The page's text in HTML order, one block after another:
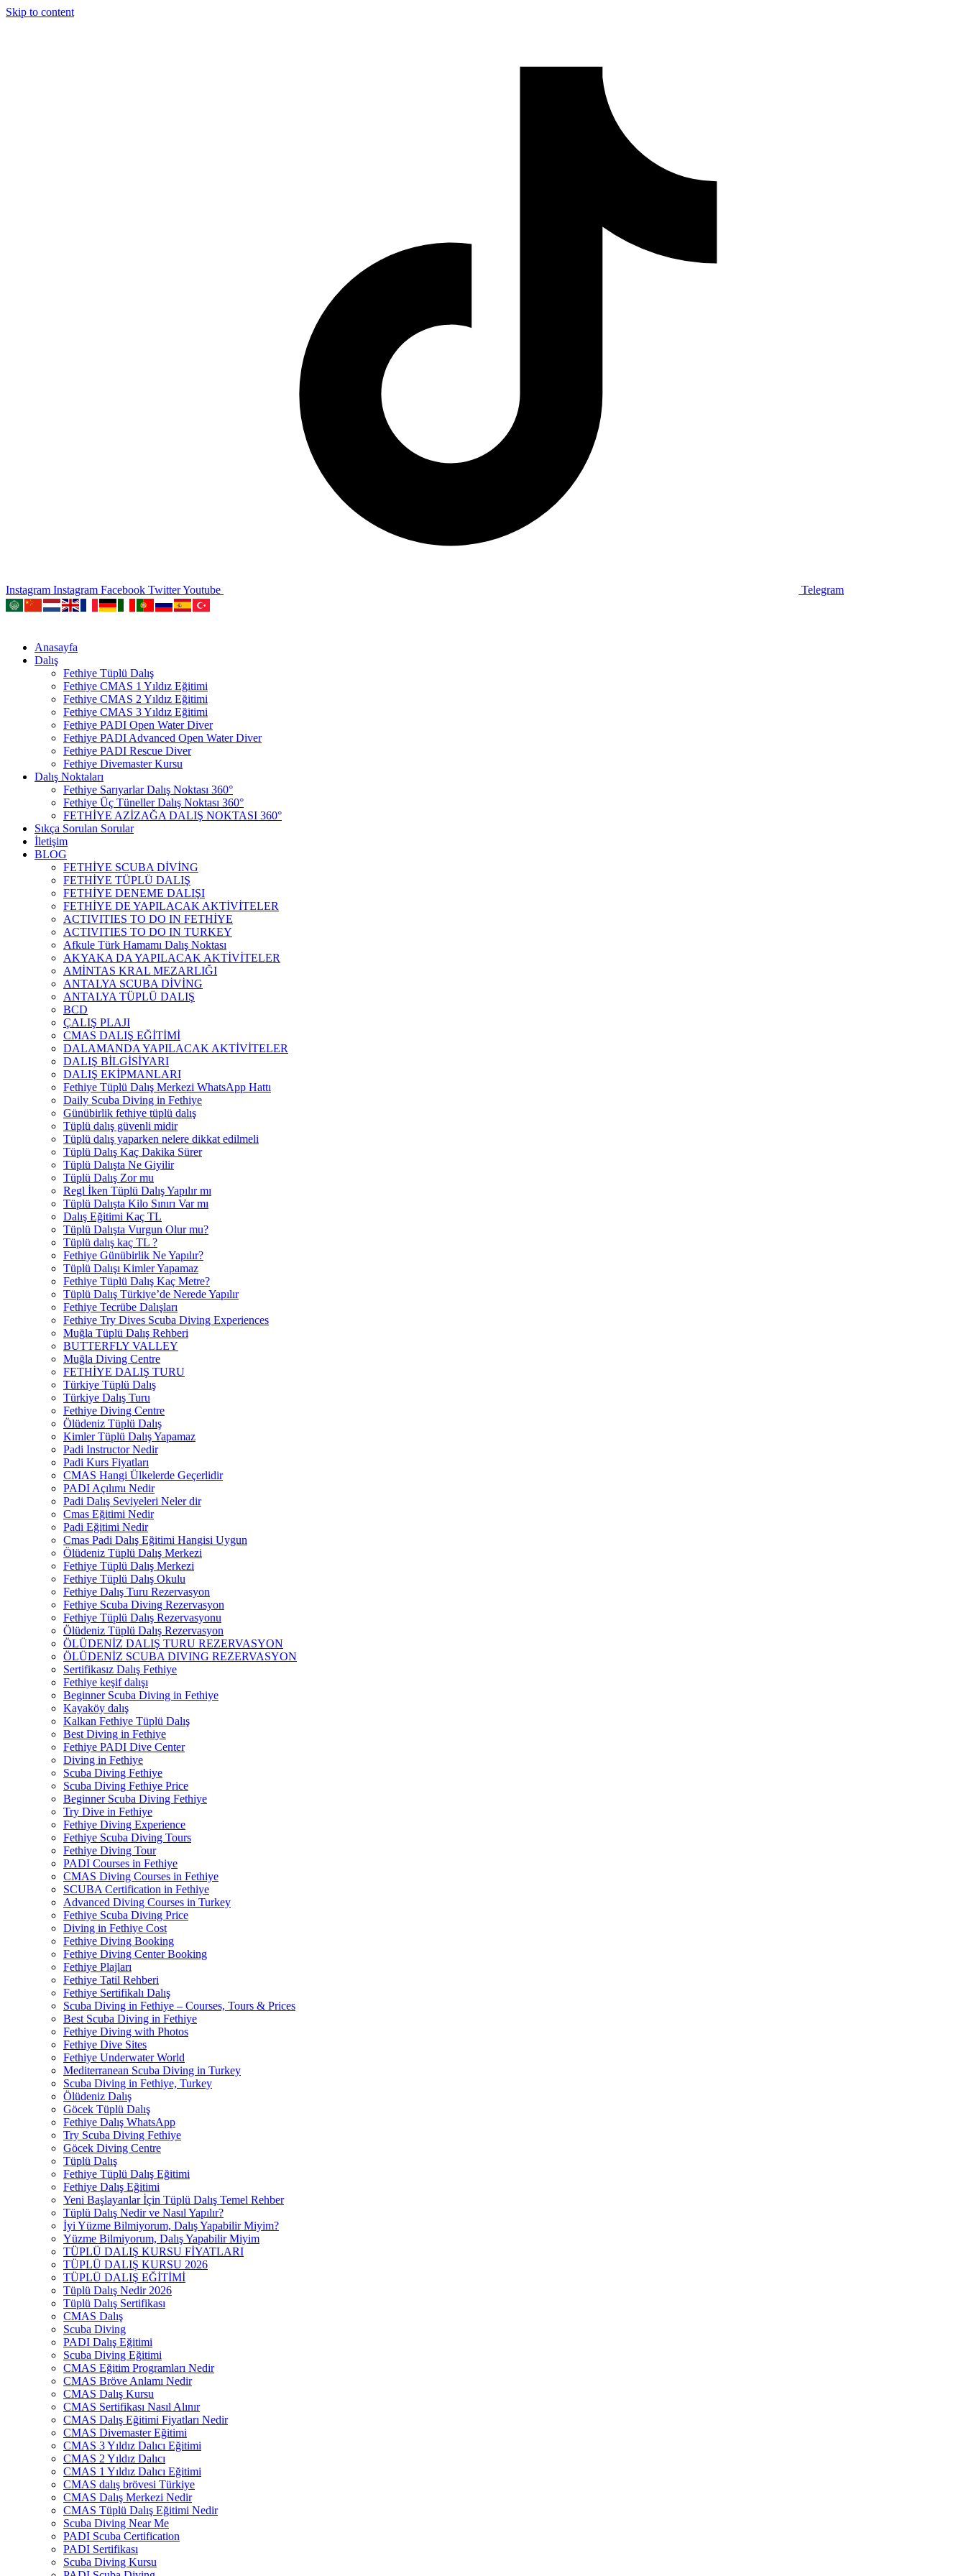
Skip to content
Instagram Instagram Facebook TwitterYoutube Telegram
Anasayfa
Dalış
Fethiye Tüplü Dalış
Fethiye CMAS 1 Yıldız Eğitimi
Fethiye CMAS 2 Yıldız Eğitimi
Fethiye CMAS 3 Yıldız Eğitimi
Fethiye PADI Open Water Diver
Fethiye PADI Advanced Open Water Diver
Fethiye PADI Rescue Diver
Fethiye Divemaster Kursu
Dalış Noktaları
Fethiye Sarıyarlar Dalış Noktası 360°
Fethiye Üç Tüneller Dalış Noktası 360°
FETHİYE AZİZAĞA DALIŞ NOKTASI 360°
Sıkça Sorulan Sorular
İletişim
BLOG
FETHİYE SCUBA DİVİNG
FETHİYE TÜPLÜ DALIŞ
FETHİYE DENEME DALIŞI
FETHİYE DE YAPILACAK AKTİVİTELER
ACTIVITIES TO DO IN FETHİYE
ACTIVITIES TO DO IN TURKEY
Afkule Türk Hamamı Dalış Noktası
AKYAKA DA YAPILACAK AKTİVİTELER
AMİNTAS KRAL MEZARLIĞI
ANTALYA SCUBA DİVİNG
ANTALYA TÜPLÜ DALIŞ
BCD
ÇALIŞ PLAJI
CMAS DALIŞ EĞİTİMİ
DALAMANDA YAPILACAK AKTİVİTELER
DALIŞ BİLGİSİYARI
DALIŞ EKİPMANLARI
Fethiye Tüplü Dalış Merkezi WhatsApp Hattı
Daily Scuba Diving in Fethiye
Günübirlik fethiye tüplü dalış
Tüplü dalış güvenli midir
Tüplü dalış yaparken nelere dikkat edilmeli
Tüplü Dalış Kaç Dakika Sürer
Tüplü Dalışta Ne Giyilir
Tüplü Dalış Zor mu
Regl İken Tüplü Dalış Yapılır mı
Tüplü Dalışta Kilo Sınırı Var mı
Dalış Eğitimi Kaç TL
Tüplü Dalışta Vurgun Olur mu?
Tüplü dalış kaç TL ?
Fethiye Günübirlik Ne Yapılır?
Tüplü Dalışı Kimler Yapamaz
Fethiye Tüplü Dalış Kaç Metre?
Tüplü Dalış Türkiye’de Nerede Yapılır
Fethiye Tecrübe Dalışları
Fethiye Try Dives Scuba Diving Experiences
Muğla Tüplü Dalış Rehberi
BUTTERFLY VALLEY
Muğla Diving Centre
FETHİYE DALIŞ TURU
Türkiye Tüplü Dalış
Türkiye Dalış Turu
Fethiye Diving Centre
Ölüdeniz Tüplü Dalış
Kimler Tüplü Dalış Yapamaz
Padi Instructor Nedir
Padi Kurs Fiyatları
CMAS Hangi Ülkelerde Geçerlidir
PADI Açılımı Nedir
Padi Dalış Seviyeleri Neler dir
Cmas Eğitimi Nedir
Padi Eğitimi Nedir
Cmas Padi Dalış Eğitimi Hangisi Uygun
Ölüdeniz Tüplü Dalış Merkezi
Fethiye Tüplü Dalış Merkezi
Fethiye Tüplü Dalış Okulu
Fethiye Dalış Turu Rezervasyon
Fethiye Scuba Diving Rezervasyon
Fethiye Tüplü Dalış Rezervasyonu
Ölüdeniz Tüplü Dalış Rezervasyon
ÖLÜDENİZ DALIŞ TURU REZERVASYON
ÖLÜDENİZ SCUBA DIVING REZERVASYON
Sertifikasız Dalış Fethiye
Fethiye keşif dalışı
Beginner Scuba Diving in Fethiye
Kayaköy dalış
Kalkan Fethiye Tüplü Dalış
Best Diving in Fethiye
Fethiye PADI Dive Center
Diving in Fethiye
Scuba Diving Fethiye
Scuba Diving Fethiye Price
Beginner Scuba Diving Fethiye
Try Dive in Fethiye
Fethiye Diving Experience
Fethiye Scuba Diving Tours
Fethiye Diving Tour
PADI Courses in Fethiye
CMAS Diving Courses in Fethiye
SCUBA Certification in Fethiye
Advanced Diving Courses in Turkey
Fethiye Scuba Diving Price
Diving in Fethiye Cost
Fethiye Diving Booking
Fethiye Diving Center Booking
Fethiye Plajları
Fethiye Tatil Rehberi
Fethiye Sertifikalı Dalış
Scuba Diving in Fethiye – Courses, Tours & Prices
Best Scuba Diving in Fethiye
Fethiye Diving with Photos
Fethiye Dive Sites
Fethiye Underwater World
Mediterranean Scuba Diving in Turkey
Scuba Diving in Fethiye, Turkey
Ölüdeniz Dalış
Göcek Tüplü Dalış
Fethiye Dalış WhatsApp
Try Scuba Diving Fethiye
Göcek Diving Centre
Tüplü Dalış
Fethiye Tüplü Dalış Eğitimi
Fethiye Dalış Eğitimi
Yeni Başlayanlar İçin Tüplü Dalış Temel Rehber
Tüplü Dalış Nedir ve Nasıl Yapılır?
İyi Yüzme Bilmiyorum, Dalış Yapabilir Miyim?
Yüzme Bilmiyorum, Dalış Yapabilir Miyim
TÜPLÜ DALIŞ KURSU FİYATLARI
TÜPLÜ DALIŞ KURSU 2026
TÜPLÜ DALIŞ EĞİTİMİ
Tüplü Dalış Nedir 2026
Tüplü Dalış Sertifikası
CMAS Dalış
Scuba Diving
PADI Dalış Eğitimi
Scuba Diving Eğitimi
CMAS Eğitim Programları Nedir
CMAS Bröve Anlamı Nedir
CMAS Dalış Kursu
CMAS Sertifikası Nasıl Alınır
CMAS Dalış Eğitimi Fiyatları Nedir
CMAS Divemaster Eğitimi
CMAS 3 Yıldız Dalıcı Eğitimi
CMAS 2 Yıldız Dalıcı
CMAS 1 Yıldız Dalıcı Eğitimi
CMAS dalış brövesi Türkiye
CMAS Dalış Merkezi Nedir
CMAS Tüplü Dalış Eğitimi Nedir
Scuba Diving Near Me
PADI Scuba Certification
PADI Sertifikası
Scuba Diving Kursu